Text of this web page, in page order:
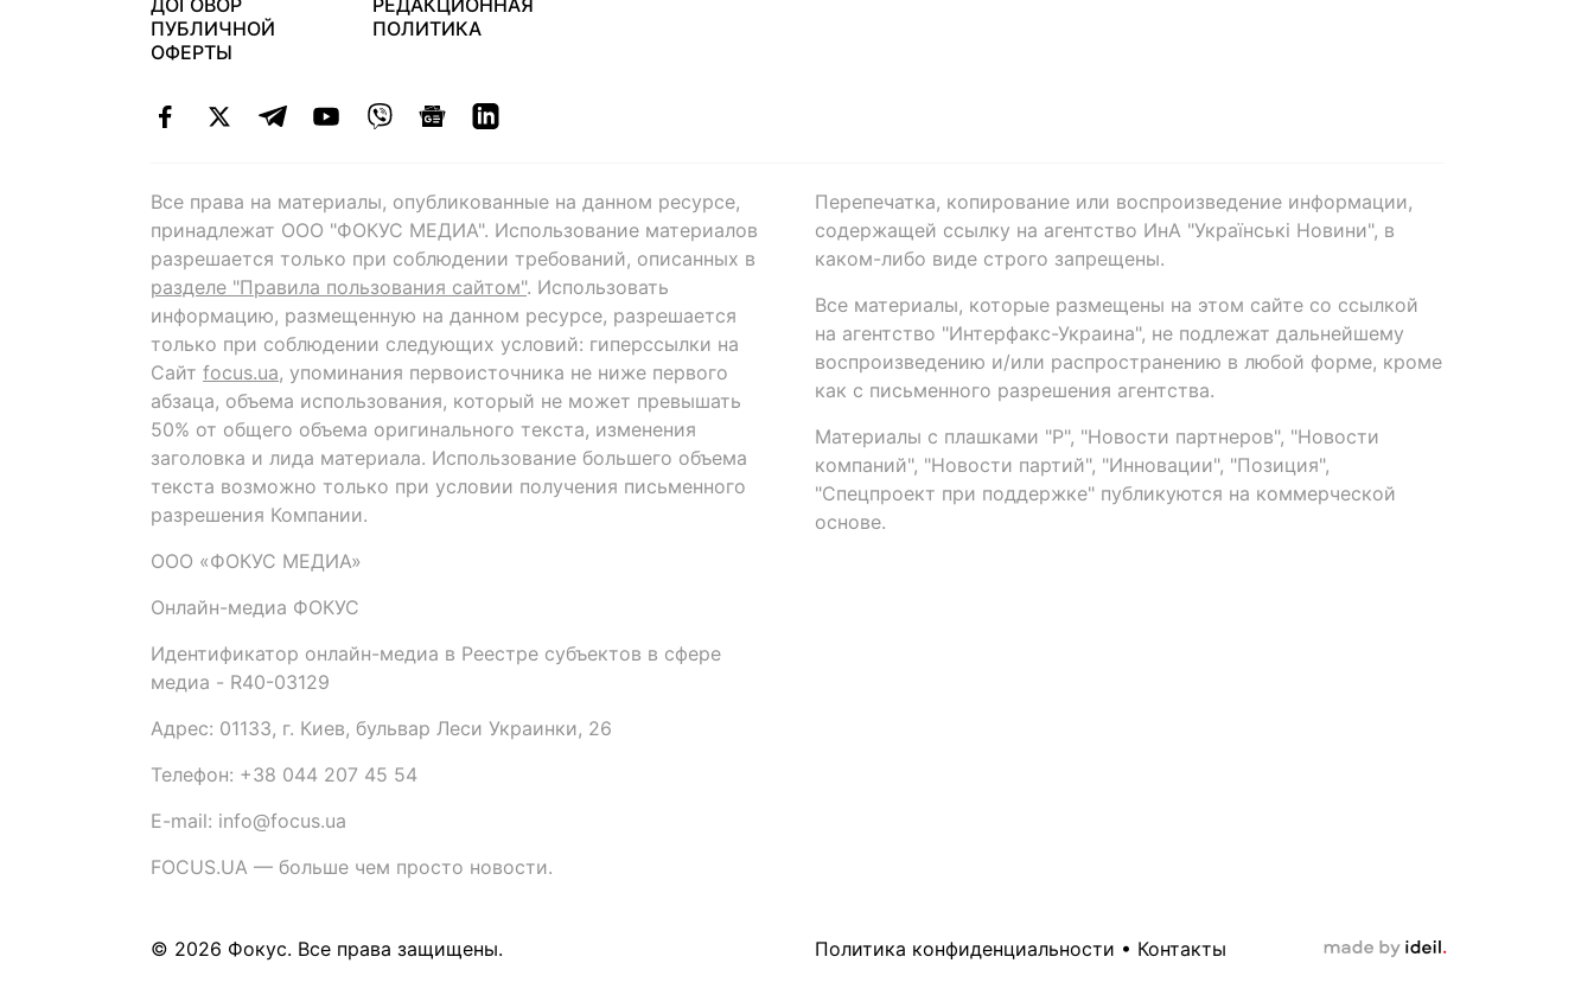
ДОГОВОР
ПУБЛИЧНОЙ
ОФЕРТЫ
РЕДАКЦИОННАЯ
ПОЛИТИКА
Все права на материалы, опубликованные на данном ресурсе,
принадлежат ООО "ФОКУС МЕДИА". Использование материалов
разрешается только при соблюдении требований, описанных в
разделе "Правила пользования сайтом". Использовать
информацию, размещенную на данном ресурсе, разрешается
только при соблюдении следующих условий: гиперссылки на
Сайт focus.ua, упоминания первоисточника не ниже первого
абзаца, объема использования, который не может превышать
50% от общего объема оригинального текста, изменения
заголовка и лида материала. Использование большего объема
текста возможно только при условии получения письменного
разрешения Компании.
ООО «ФОКУС МЕДИА»
Онлайн-медиа ФОКУС
Идентификатор онлайн-медиа в Реестре субъектов в сфере
медиа - R40-03129
Адрес: 01133, г. Киев, бульвар Леси Украинки, 26
Телефон: +38 044 207 45 54
E-mail: info@focus.ua
FOCUS.UA — больше чем просто новости.
Перепечатка, копирование или воспроизведение информации,
содержащей ссылку на агентство ИнА "Українські Новини", в
каком-либо виде строго запрещены.
Все материалы, которые размещены на этом сайте со ссылкой
на агентство "Интерфакс-Украина", не подлежат дальнейшему
воспроизведению и/или распространению в любой форме, кроме
как с письменного разрешения агентства.
Материалы с плашками "Р", "Новости партнеров", "Новости
компаний", "Новости партий", "Инновации", "Позиция",
"Спецпроект при поддержке" публикуются на коммерческой
основе.
© 2026 Фокус. Все права защищены. Политика конфиденциальности • Контакты